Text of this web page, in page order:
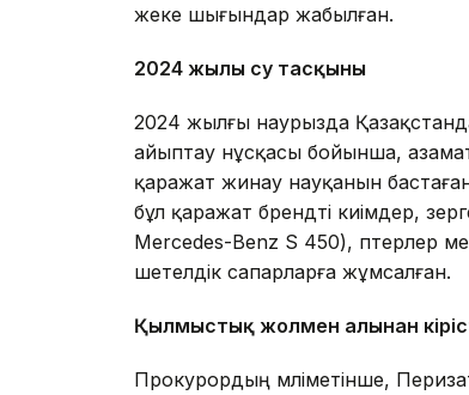
жеке шығындар жабылған.
2024 жылғы су тасқыны
2024 жылғы наурызда
айыптау нұсқасы бойынша,
қаражат жинау науқанын
бұл қаражат брендті киімдер,
Mercedes-Benz S 450), пәтерлер
шетелдік сапарларға жұмсалған.
Қылмыстық жолмен алынған
Прокурордың мәліметінше,